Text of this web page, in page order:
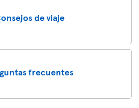
de viaje
frecuentes